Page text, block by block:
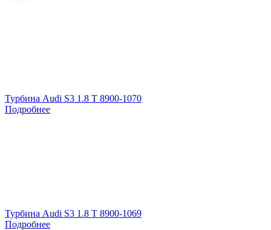
Турбина Audi S3 1.8 T 8900-1070
Подробнее
Турбина Audi S3 1.8 T 8900-1069
Подробнее